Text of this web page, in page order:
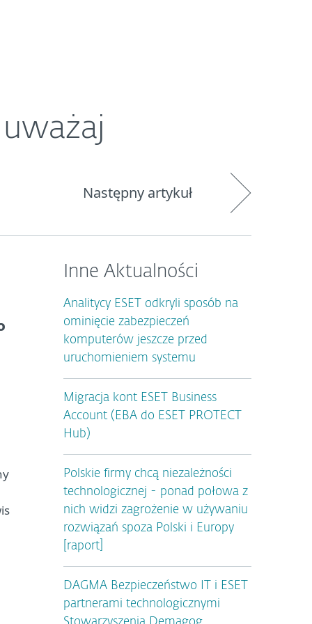
Następny artykuł
Inne Aktualności
Analitycy ESET odkryli sposób na
ominięcie zabezpieczeń
komputerów jeszcze przed
uruchomieniem systemu
Migracja kont ESET Business
Account (EBA do ESET PROTECT
Hub)
Polskie firmy chcą niezależności
technologicznej - ponad połowa z
nich widzi zagrożenie w używaniu
rozwiązań spoza Polski i Europy
[raport]
DAGMA Bezpieczeństwo IT i ESET
partnerami technologicznymi